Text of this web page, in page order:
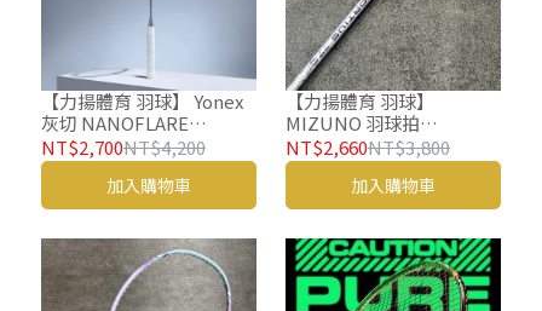
【力揚體育 羽球】 Yonex
灰切 NANOFLARE
NEXTAGE 羽球拍 NF-NT
含羽球線 握皮
NT$2,700NT$4,200
加入購物車
【力揚體育 羽球】
MIZUNO 羽球拍
FORTIUS 77 美津濃 羽毛
球拍 73GTB60701
NT$2,660NT$3,800
加入購物車